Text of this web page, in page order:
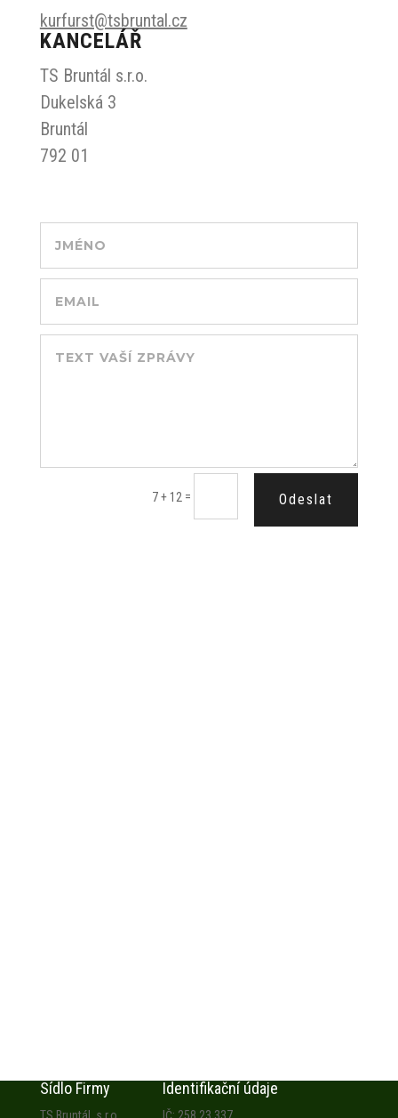
kurfurst@tsbruntal.cz
KANCELÁŘ
TS Bruntál s.r.o.
Dukelská 3
Bruntál
792 01
7 + 12 = Odeslat
Sídlo Firmy Identifikační údaje